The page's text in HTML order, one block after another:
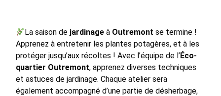
La saison de jardinage à Outremont se termine !
Apprenez à entretenir les plantes potagères, et à les
protéger jusqu’aux récoltes ! Avec l’équipe de l’Éco-
quartier Outremont, apprenez diverses techniques
et astuces de jardinage. Chaque atelier sera
également accompagné d’une partie de désherbage,